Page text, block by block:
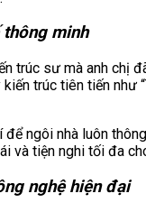
minh
trúc sư mà anh
trúc tiên tiến
ngôi nhà luôn
và tiện nghi tối đa
nghệ hiện đại